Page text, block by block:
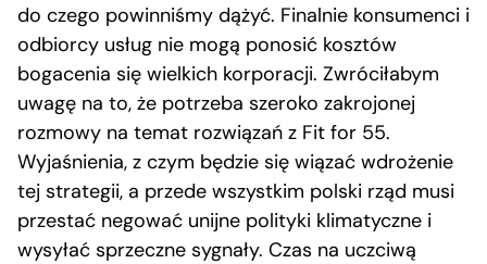
do czego powinniśmy dążyć. Finalnie konsumenci i
odbiorcy usług nie mogą ponosić kosztów
bogacenia się wielkich korporacji. Zwróciłabym
uwagę na to, że potrzeba szeroko zakrojonej
rozmowy na temat rozwiązań z Fit for 55.
Wyjaśnienia, z czym będzie się wiązać wdrożenie
tej strategii, a przede wszystkim polski rząd musi
przestać negować unijne polityki klimatyczne i
wysyłać sprzeczne sygnały. Czas na uczciwą